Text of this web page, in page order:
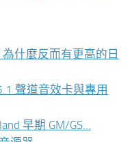
什麼反而有更高的日
聲道音效卡與專用
早期 GM/GS…